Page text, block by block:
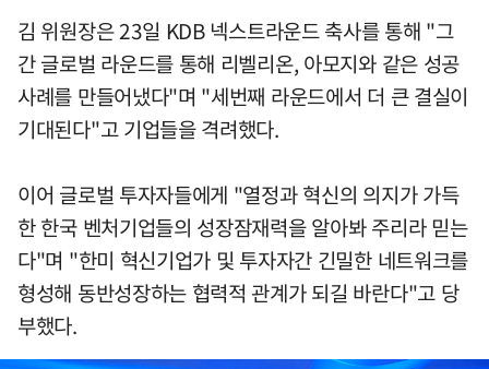
김 위원장은 23일 KDB 넥스트라운드 축사를 통해 "그
간 글로벌 라운드를 통해 리벨리온, 아모지와 같은 성공
사례를 만들어냈다"며 "세번째 라운드에서 더 큰 결실이
기대된다"고 기업들을 격려했다.
이어 글로벌 투자자들에게 "열정과 혁신의 의지가 가득
한 한국 벤처기업들의 성장잠재력을 알아봐 주리라 믿는
다"며 "한미 혁신기업가 및 투자자간 긴밀한 네트워크를
형성해 동반성장하는 협력적 관계가 되길 바란다"고 당
부했다.